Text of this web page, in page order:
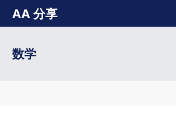
AA 分享
数学